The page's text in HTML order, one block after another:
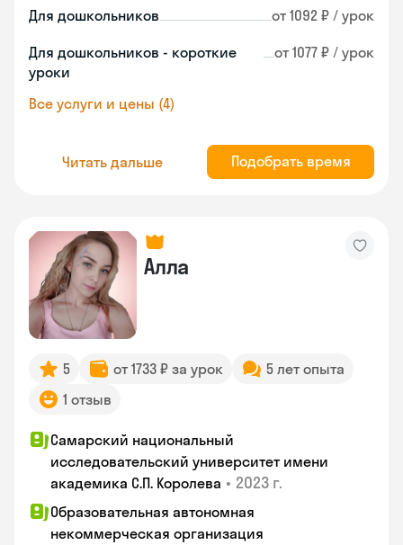
Для дошкольников от 1092 ₽ / урок
Для дошкольников - короткие
уроки
от 1077 ₽ / урок
Все услуги и цены (4)
Читать дальше Подобрать время
Алла
5 от 1733 ₽ за урок
5 лет опыта
1 отзыв
Самарский национальный
исследовательский университет имени
академика С.П. Королева • 2023 г.
Образовательная автономная
некоммерческая организация